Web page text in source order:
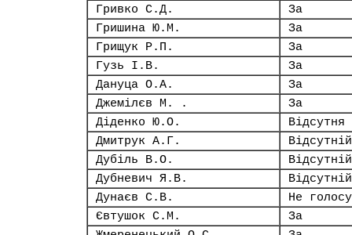
Гривко С.Д.
За
Гришина Ю.М.
За
Грищук Р.П.
За
Гузь І.В.
За
Дануца О.А.
За
Джемілєв М. .
За
Діденко Ю.О.
Відсутня
Дмитрук А.Г.
Відсутній
Дубіль В.О.
Відсутній
Дубневич Я.В.
Відсутній
Дунаєв С.В.
Не
Євтушок С.М.
За